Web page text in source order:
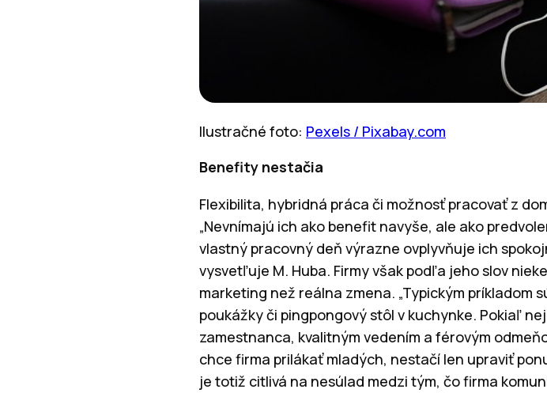
Ilustračné foto: Pexels / Pixabay.com
Benefity nestačia
Flexibilita, hybridná práca či možnosť pracovať z
„Nevnímajú ich ako benefit navyše, ale ako
vlastný pracovný deň výrazne ovplyvňuje ich
vysvetľuje M. Huba. Firmy však podľa jeho slov
marketing než reálna zmena. „Typickým príkladom
poukážky či pingpongový stôl v kuchynke. Pokiaľ
zamestnanca, kvalitným vedením a férovým
chce firma prilákať mladých, nestačí len upraviť
je totiž citlivá na nesúlad medzi tým, čo firma